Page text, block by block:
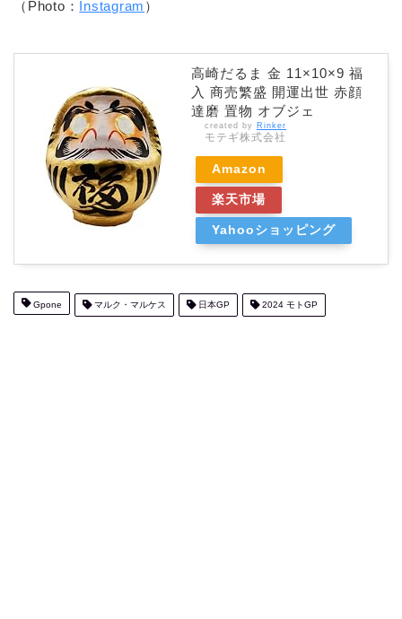
（Photo： Instagram ）
高崎だるま 金 11×10×9 福
入 商売繁盛 開運出世 赤顔
達磨 置物 オブジェ
created by Rinker
モテギ株式会社
Amazon
楽天市場
Yahooショッピング
Gpone マルク・マルケス 日本GP 2024 モトGP